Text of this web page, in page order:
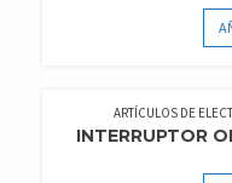
ARTÍCULOS DE
INTERRUPTOR